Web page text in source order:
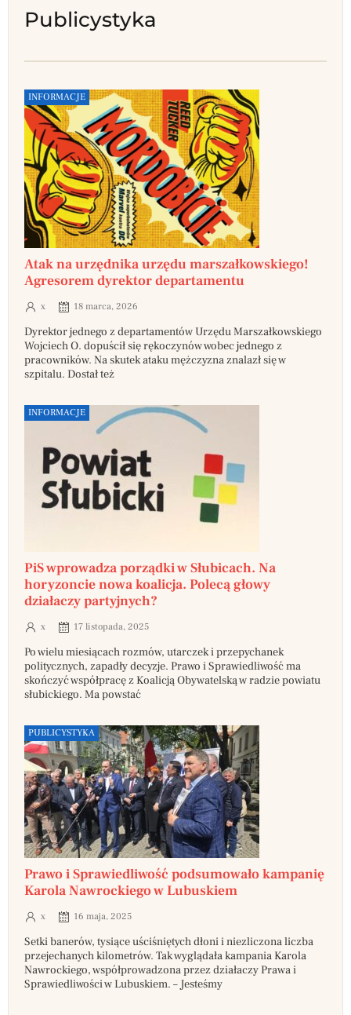
Publicystyka
INFORMACJE
Atak na urzędnika urzędu marszałkowskiego!
Agresorem dyrektor departamentu
x 18 marca, 2026
Dyrektor jednego z departamentów Urzędu Marszałkowskiego
Wojciech O. dopuścił się rękoczynów wobec jednego z
pracowników. Na skutek ataku mężczyzna znalazł się w
szpitalu. Dostał też
INFORMACJE
PiS wprowadza porządki w Słubicach. Na
horyzoncie nowa koalicja. Polecą głowy
działaczy partyjnych?
x 17 listopada, 2025
Po wielu miesiącach rozmów, utarczek i przepychanek
politycznych, zapadły decyzje. Prawo i Sprawiedliwość ma
skończyć współpracę z Koalicją Obywatelską w radzie powiatu
słubickiego. Ma powstać
PUBLICYSTYKA
Prawo i Sprawiedliwość podsumowało kampanię
Karola Nawrockiego w Lubuskiem
x 16 maja, 2025
Setki banerów, tysiące uściśniętych dłoni i niezliczona liczba
przejechanych kilometrów. Tak wyglądała kampania Karola
Nawrockiego, współprowadzona przez działaczy Prawa i
Sprawiedliwości w Lubuskiem. – Jesteśmy